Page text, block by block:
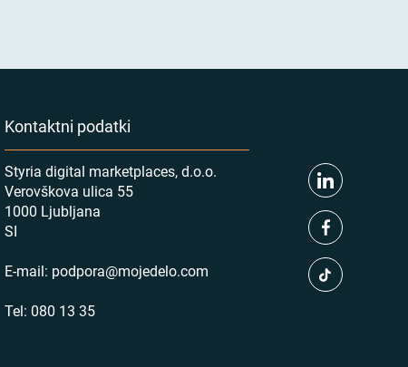
Kontaktni podatki
Styria digital marketplaces, d.o.o.
Verovškova ulica 55
1000 Ljubljana
SI
E-mail: podpora@mojedelo.com
Tel: 080 13 35